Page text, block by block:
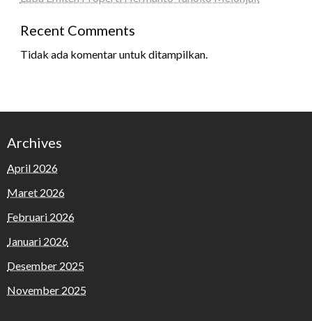
Recent Comments
Tidak ada komentar untuk ditampilkan.
Archives
April 2026
Maret 2026
Februari 2026
Januari 2026
Desember 2025
November 2025